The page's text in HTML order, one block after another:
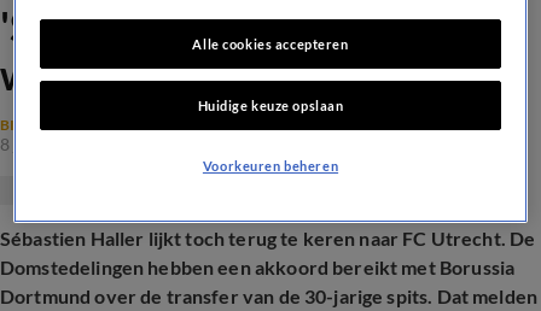
'Sébastien Haller tóch op
weg terug naar FC Utrecht'
BINNENLANDS VOETBAL
8 jan 2025, 12:01
Sébastien Haller lijkt toch terug te keren naar FC Utrecht. De
Domstedelingen hebben een akkoord bereikt met Borussia
Dortmund over de transfer van de 30-jarige spits. Dat melden
Alle cookies accepteren
Huidige keuze opslaan
Voorkeuren beheren